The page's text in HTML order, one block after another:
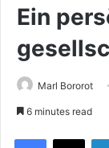
Ein
Marl Bororot
6 minutes read
Facebook
X